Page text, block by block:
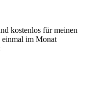
kostenlos für meinen
einmal im Monat